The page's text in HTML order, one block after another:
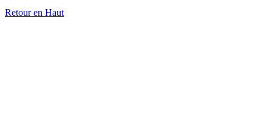
Retour en Haut